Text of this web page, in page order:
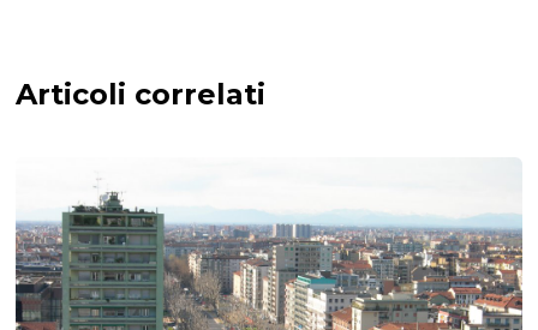
Articoli correlati